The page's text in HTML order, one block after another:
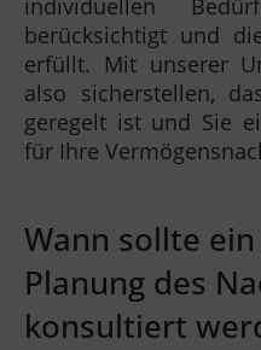
berücksichtigt und
erfüllt. Mit unserer
also sicherstellen,
geregelt ist und Sie
für Ihre
Wann sollte
Planung des
konsultiert